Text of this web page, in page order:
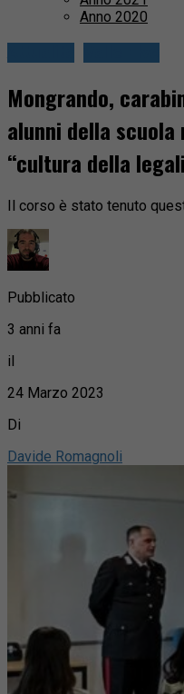
Anno 2020
Mongrando,
alunni della
“cultura della
Il corso è stato tenuto
Pubblicato
3 anni fa
il
24 Marzo 2023
Di
Davide Romagnoli